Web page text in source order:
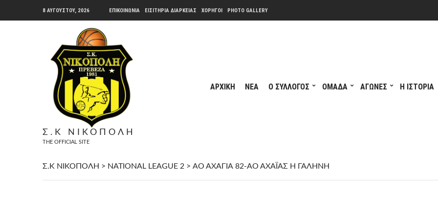
8 ΑΥΓΟΎΣΤΟΥ, 2026 ΕΠΙΚΟΙΝΩΝΙΑ ΕΙΣΙΤΗΡΙΑ ΔΙΑΡΚΕΙΑΣ ΧΟΡΗΓΟΙ PHOTO GALLERY
Σ.Κ ΝΙΚΟΠΟΛΗ
THE OFFICIAL SITE
ΑΡΧΙΚΗ ΝΕΑ Ο ΣΥΛΛΟΓΟΣ ΟΜΑΔΑ ΑΓΩΝΕΣ Η ΙΣΤΟΡΙΑ
Σ.Κ ΝΙΚΟΠΟΛΗ > NATIONAL LEAGUE 2 > ΑΟ ΑΧΑΓΙΑ 82-ΑΟ ΑΧΑΪΑΣ Η ΓΑΛΗΝΗ